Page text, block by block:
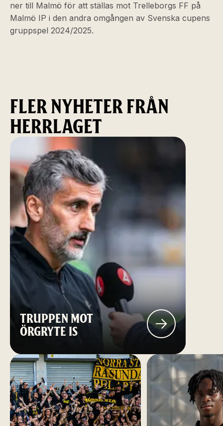
ner till Malmö för att ställas mot Trelleborgs FF på
Malmö IP i den andra omgången av Svenska cupens
gruppspel 2024/2025.
FLER NYHETER FRÅN
HERRLAGET
TRUPPEN MOT
ÖRGRYTE IS